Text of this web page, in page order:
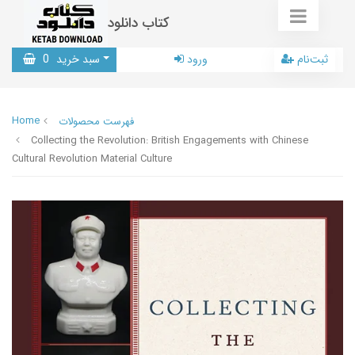
کتاب دانلود
سبد خرید 0 ورود ثبت‌نام
Home
فهرست محصولات
Collecting the Revolution: British Engagements with Chinese
Cultural Revolution Material Culture